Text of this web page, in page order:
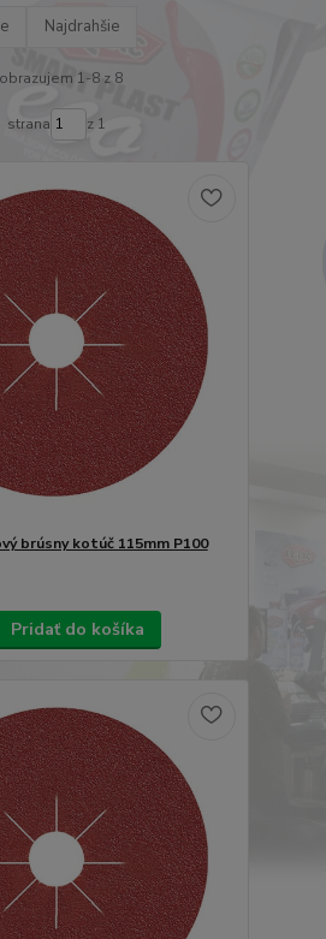
Najdrahšie
1-8 z 8
strana z 1
brúsny kotúč 115mm P100
Pridať do košíka